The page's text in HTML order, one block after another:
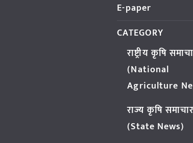
E-paper
CATEGORY
राष्ट्रीय कृषि
(National
Agriculture
राज्य कृषि समाचार
(State News)